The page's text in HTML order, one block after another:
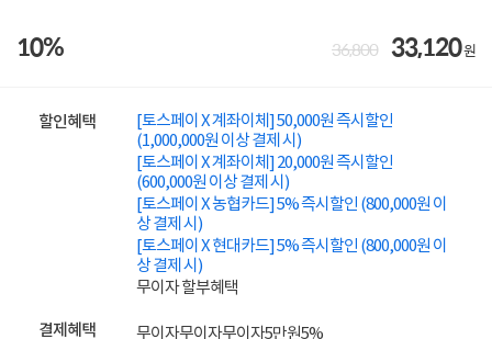
10% 36,800 33,120원
할인혜택
[토스페이 X 계좌이체] 50,000원 즉시할인
(1,000,000원 이상 결제 시)
[토스페이 X 계좌이체] 20,000원 즉시할인
(600,000원 이상 결제 시)
[토스페이 X 농협카드] 5% 즉시할인 (800,000원 이
상 결제 시)
[토스페이 X 현대카드] 5% 즉시할인 (800,000원 이
상 결제 시)
무이자 할부혜택
결제혜택 무이자무이자무이자5만원5%